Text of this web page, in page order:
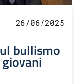
26/06/2025
bullismo